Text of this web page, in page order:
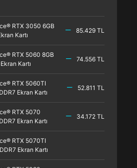
RTX 3050 6GB
Kartı
85.429 TL
RTX 5060 8GB
Kartı
74.556 TL
RTX 5060TI
Ekran Kartı
52.811 TL
RTX 5070
Ekran Kartı
34.172 TL
RTX 5070TI
Ekran Kartı